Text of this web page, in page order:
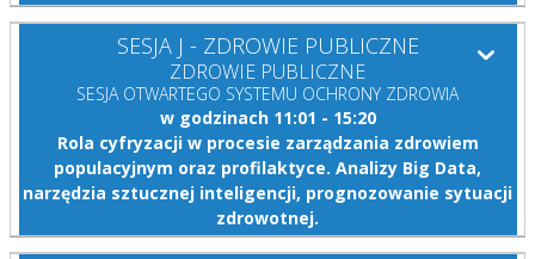
SESJA J - ZDROWIE PUBLICZNE
ZDROWIE PUBLICZNE
SESJA OTWARTEGO SYSTEMU OCHRONY ZDROWIA
w godzinach 11:01 - 15:20
Rola cyfryzacji w procesie zarządzania zdrowiem
populacyjnym oraz profilaktyce. Analizy Big Data,
narzędzia sztucznej inteligencji, prognozowanie sytuacji
zdrowotnej.